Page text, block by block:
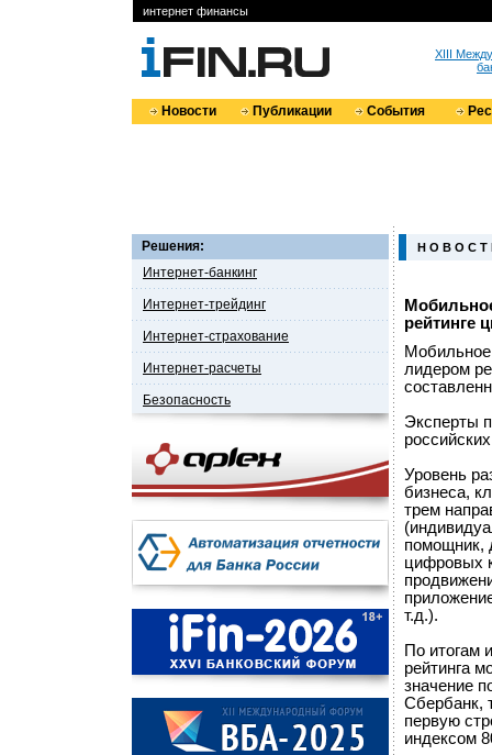
интернет финансы
XIII
Новости Публикации События
Решения:
Интернет-банкинг
Интернет-трейдинг
Интернет-страхование
Интернет-расчеты
Безопасность
Н О В О С Т
рейтинге
лидером
Эксперты
Уровень
бизнеса,
трем
помощник,
цифровых
т.д.).
По итогам
рейтинга
значение
Сбербанк,
первую
индексом